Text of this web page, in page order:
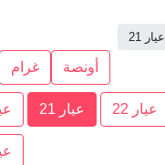
عيار 21
أونصة غرام
عيار 22 عيار 21